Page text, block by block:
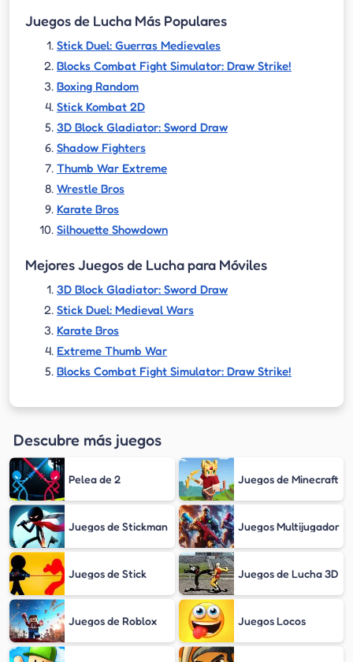
Juegos de Lucha Más Populares
Stick Duel: Guerras Medievales
Blocks Combat Fight Simulator: Draw Strike!
Boxing Random
Stick Kombat 2D
3D Block Gladiator: Sword Draw
Shadow Fighters
Thumb War Extreme
Wrestle Bros
Karate Bros
Silhouette Showdown
Mejores Juegos de Lucha para Móviles
3D Block Gladiator: Sword Draw
Stick Duel: Medieval Wars
Karate Bros
Extreme Thumb War
Blocks Combat Fight Simulator: Draw Strike!
Descubre más juegos
Pelea de 2 Juegos de Minecraft
Juegos de Stickman Juegos Multijugador
Juegos de Stick Juegos de Lucha 3D
Juegos de Roblox Juegos Locos